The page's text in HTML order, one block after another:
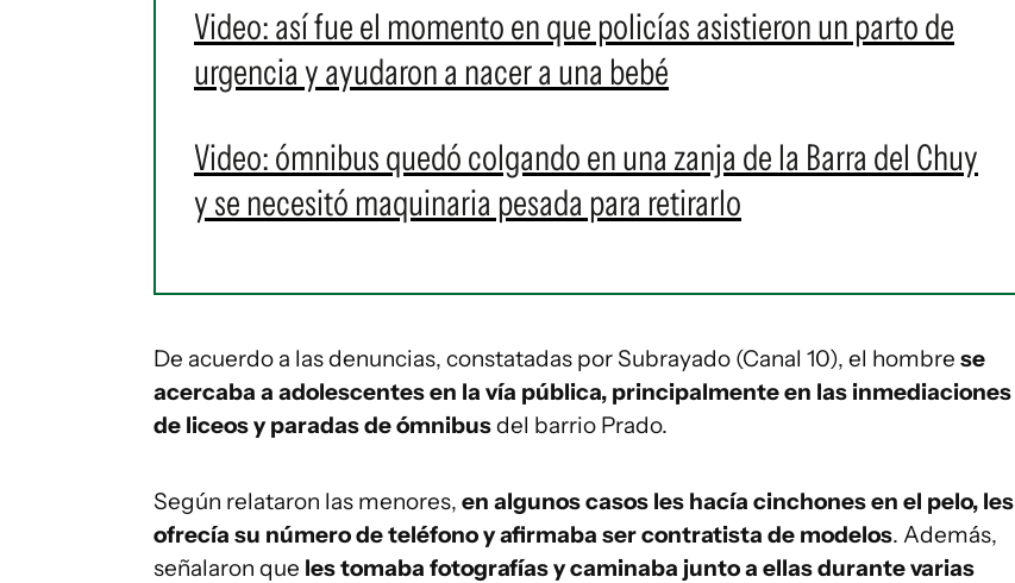
Video: así fue el momento en que policías asistieron un parto de
urgencia y ayudaron a nacer a una bebé
Video: ómnibus quedó colgando en una zanja de la Barra del Chuy
y se necesitó maquinaria pesada para retirarlo
De acuerdo a las denuncias, constatadas por Subrayado (Canal 10), el hombre se
acercaba a adolescentes en la vía pública, principalmente en las inmediaciones
de liceos y paradas de ómnibusdel barrio Prado.
Según relataron las menores, en algunos casos les hacía cinchones en el pelo, les
ofrecía su número de teléfono y afirmaba ser contratista de modelos. Además,
señalaron que les tomaba fotografías y caminaba junto a ellas durante varias